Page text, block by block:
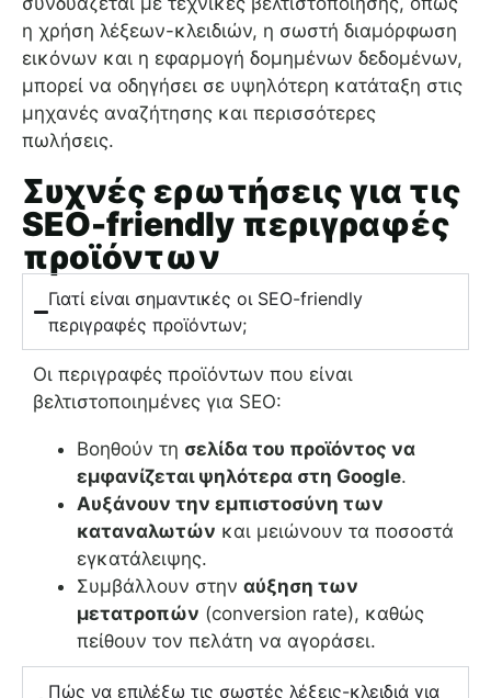
η χρήση λέξεων-κλειδιών, η σωστή διαμόρφωση
εικόνων και η εφαρμογή δομημένων δεδομένων,
μπορεί να οδηγήσει σε υψηλότερη κατάταξη στις
μηχανές αναζήτησης και περισσότερες
πωλήσεις.
Συχνές ερωτήσεις για τις
SEO-friendly περιγραφές
προϊόντων
Γιατί είναι σημαντικές οι SEO-friendly
περιγραφές προϊόντων;
Οι περιγραφές προϊόντων που είναι
βελτιστοποιημένες για SEO:
Βοηθούν τη σελίδα του προϊόντος να
εμφανίζεται ψηλότερα στη Google.
Αυξάνουν την εμπιστοσύνη των
καταναλωτών και μειώνουν τα ποσοστά
εγκατάλειψης.
Συμβάλλουν στην αύξηση των
μετατροπών (conversion rate), καθώς
πείθουν τον πελάτη να αγοράσει.
Πώς να επιλέξω τις σωστές λέξεις-κλειδιά για